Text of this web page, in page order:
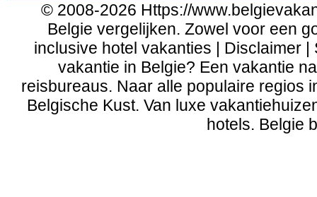
© 2008-2026 Https://
Belgie vergelijken. Zowel voor een
inclusive hotel vakanties | Disclaimer |
vakantie in Belgie? Een vakantie
reisbureaus. Naar alle populaire regios
Belgische Kust. Van luxe
hotels. Belgie